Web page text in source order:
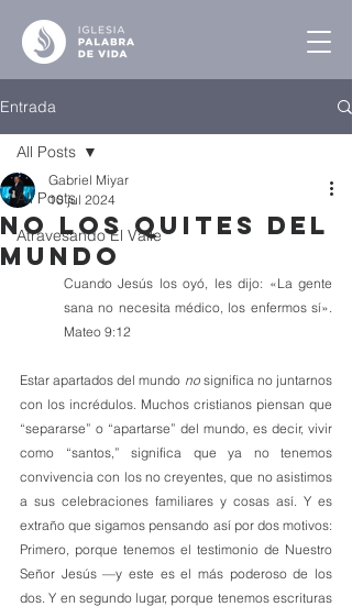
Entrada
All Posts
Atravesando El Valle
All Posts
No los Quites del
Mundo
Gabriel Miyar
10 jul 2024
Cuando Jesús los oyó, les dijo: «La gente
sana no necesita médico, los enfermos sí».
Mateo 9:12
Estar apartados del mundo no significa no juntarnos
con los incrédulos. Muchos cristianos piensan que
“separarse” o “apartarse” del mundo, es decir, vivir
como “santos,” significa que ya no tenemos
convivencia con los no creyentes, que no asistimos
a sus celebraciones familiares y cosas así. Y es
extraño que sigamos pensando así por dos motivos:
Primero, porque tenemos el testimonio de Nuestro
Señor Jesús —y este es el más poderoso de los
dos. Y en segundo lugar, porque tenemos escrituras